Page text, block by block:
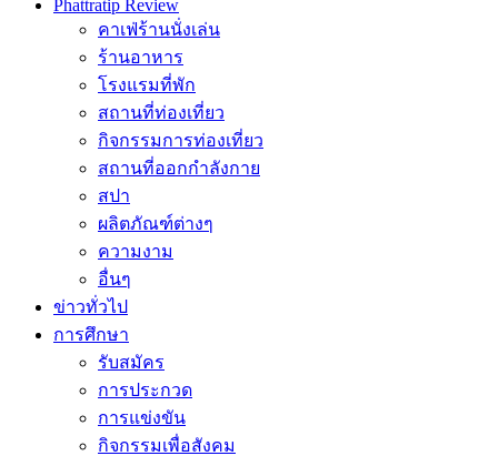
Phattratip Review
คาเฟ่ร้านนั่งเล่น
ร้านอาหาร
โรงแรมที่พัก
สถานที่ท่องเที่ยว
กิจกรรมการท่องเที่ยว
สถานที่ออกกำลังกาย
สปา
ผลิตภัณฑ์ต่างๆ
ความงาม
อื่นๆ
ข่าวทั่วไป
การศึกษา
รับสมัคร
การประกวด
การแข่งขัน
กิจกรรมเพื่อสังคม